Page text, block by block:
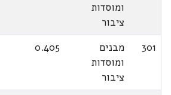
ומוסדות
ציבור
301
מבנים
ומוסדות
ציבור
0.405